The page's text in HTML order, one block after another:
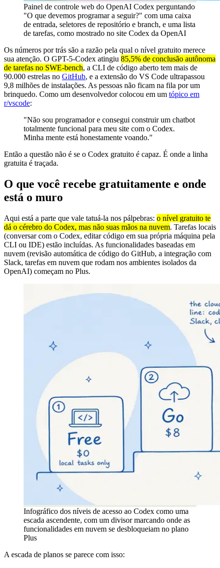
Painel de controle web do OpenAI Codex perguntando
"O que devemos programar a seguir?" com uma caixa
de entrada, seletores de repositório e branch, e uma lista
de tarefas, como mostrado no site Codex da OpenAI
Os números por trás são a razão pela qual o nível gratuito merece
sua atenção. O GPT-5-Codex atingiu 85,5% de conclusão autônoma
de tarefas no SWE-bench, a CLI de código aberto tem mais de
90.000 estrelas no GitHub, e a extensão do VS Code ultrapassou
9,8 milhões de instalações. As pessoas não ficam na fila por um
brinquedo. Como um desenvolvedor colocou em um tópico em
r/vscode:
"Não sou programador e consegui construir um chatbot
totalmente funcional para meu site com o Codex.
Minha mente está honestamente voando."
Então a questão não é se o Codex gratuito é capaz. É onde a linha
gratuita é traçada.
O que você recebe gratuitamente e onde
está o muro
Aqui está a parte que vale tatuá-la nos pálpebras: o nível gratuito te
dá o cérebro do Codex, mas não suas mãos na nuvem. Tarefas locais
(conversar com o Codex, editar código em sua própria máquina pela
CLI ou IDE) estão incluídas. As funcionalidades baseadas em
nuvem (revisão automática de código do GitHub, a integração com
Slack, tarefas em nuvem que rodam nos ambientes isolados da
OpenAI) começam no Plus.
Infográfico dos níveis de acesso ao Codex como uma
escada ascendente, com um divisor marcando onde as
funcionalidades em nuvem se desbloqueiam no plano
Plus
A escada de planos se parece com isso: